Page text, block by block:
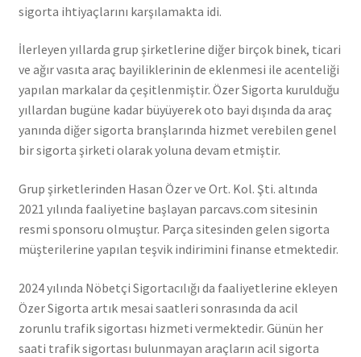
sigorta ihtiyaçlarını karşılamakta idi.
İlerleyen yıllarda grup şirketlerine diğer birçok binek, ticari
ve ağır vasıta araç bayiliklerinin de eklenmesi ile acenteliği
yapılan markalar da çeşitlenmiştir. Özer Sigorta kurulduğu
yıllardan bugüne kadar büyüyerek oto bayi dışında da araç
yanında diğer sigorta branşlarında hizmet verebilen genel
bir sigorta şirketi olarak yoluna devam etmiştir.
Grup şirketlerinden Hasan Özer ve Ort. Kol. Şti. altında
2021 yılında faaliyetine başlayan parcavs.com sitesinin
resmi sponsoru olmuştur. Parça sitesinden gelen sigorta
müşterilerine yapılan teşvik indirimini finanse etmektedir.
2024 yılında Nöbetçi Sigortacılığı da faaliyetlerine ekleyen
Özer Sigorta artık mesai saatleri sonrasında da acil
zorunlu trafik sigortası hizmeti vermektedir. Günün her
saati trafik sigortası bulunmayan araçların acil sigorta